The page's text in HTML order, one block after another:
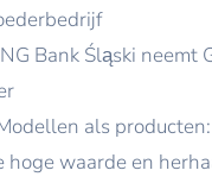
Bank Śląski neemt
als
hoge waarde en